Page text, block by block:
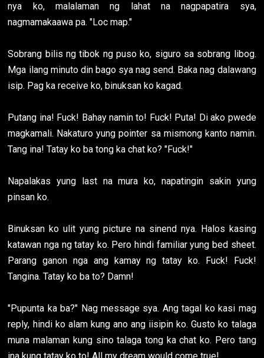
nya ko, malalaman ng lahat na nagpapatira sya,
nagmamakaawa pa. "Loc map."
Sobrang bilis ng tibok ng puso ko, siguro sa sobrang libog.
Mga ilang minuto din bago sya nag send. Baka nag dalawang
isip. Pag ka receive ko, binuksan ko kagad.
Putang ina! Fuck! Bahay namin to! Fuck! Puta! Di ako pwede
magkamali. Nakaturo yung pointer sa mismong kanto namin.
Tang ina! Tatay ko ba tong ka chat ko? "Fuck!"
Napalakas yung last na mura ko, napatingin sakin yung
pinsan ko.
Binuksan ko ulit yung picture na sinend nya. Halos kasing
katawan nga ng tatay ko. Pero hindi familiar yung bed sheet.
Parang ganon nga ang kamay ng tatay ko. Fuck! Fuck!
Tangina. Tatay ko ba to? Damn!
"Pupunta ka ba?" Nag message sya. Ang tagal ko kasi mag
reply, hindi ko alam kung ano ang iisipin ko. Gusto ko talaga
muna malaman kung sino talaga tong ka chat ko. Pero tang